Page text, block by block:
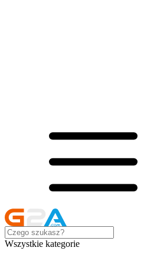
Wszystkie kategorie